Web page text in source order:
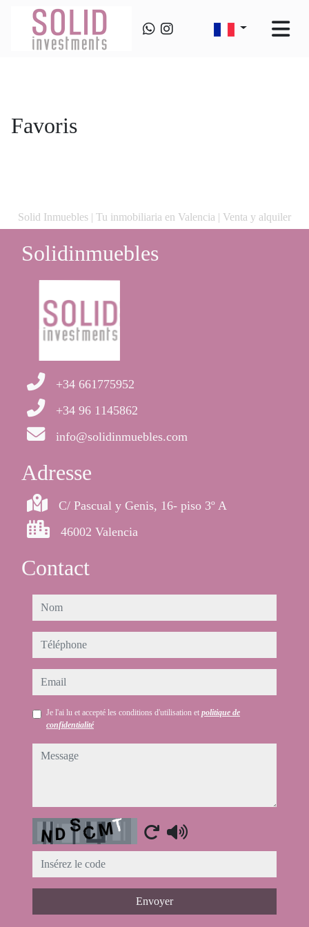
Favoris
Solid Inmuebles | Tu inmobiliaria en Valencia | Venta y alquiler
Solidinmuebles
+34 661775952
+34 96 1145862
info@solidinmuebles.com
Adresse
C/ Pascual y Genis, 16- piso 3º A
46002 Valencia
Contact
nom
téléphone
email
Je l'ai lu et accepté les conditions d'utilisation et politique de
confidentialité
message
Captcha
Envoyer